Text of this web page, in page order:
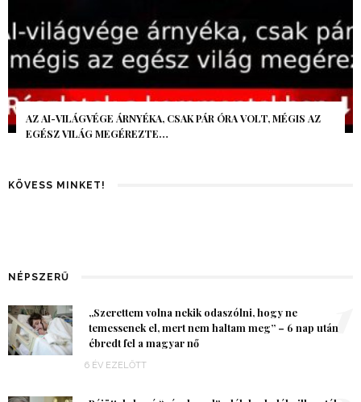
AZ AI-VILÁGVÉGE ÁRNYÉKA, CSAK PÁR ÓRA VOLT, MÉGIS AZ
EGÉSZ VILÁG MEGÉREZTE…
KÖVESS MINKET!
NÉPSZERŰ
„Szerettem volna nekik odaszólni, hogy ne
temessenek el, mert nem haltam meg” – 6 nap után
ébredt fel a magyar nő
6 ÉV EZELŐTT
1